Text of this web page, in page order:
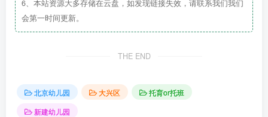
6、本站资源大多存储在云盘，如发现链接失效，请联系我们我们
会第一时间更新。
THE END
北京幼儿园 大兴区
托育or托班
新建幼儿园